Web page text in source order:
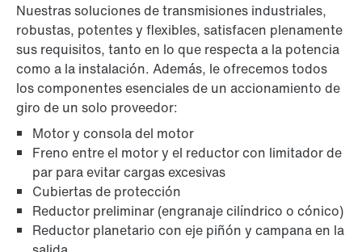
Nuestras soluciones de transmisiones industriales,
robustas, potentes y flexibles, satisfacen plenamente
sus requisitos, tanto en lo que respecta a la potencia
como a la instalación. Además, le ofrecemos todos
los componentes esenciales de un accionamiento de
giro de un solo proveedor:
Motor y consola del motor
Freno entre el motor y el reductor con limitador de
par para evitar cargas excesivas
Cubiertas de protección
Reductor preliminar (engranaje cilíndrico o cónico)
Reductor planetario con eje piñón y campana en la